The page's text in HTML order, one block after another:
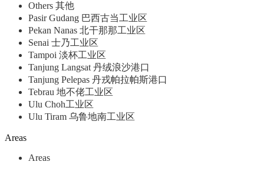
Others 其他
Pasir Gudang 巴西古当工业区
Pekan Nanas 北干那那工业区
Senai 士乃工业区
Tampoi 淡杯工业区
Tanjung Langsat 丹绒浪沙港口
Tanjung Pelepas 丹戎帕拉帕斯港口
Tebrau 地不佬工业区
Ulu Choh工业区
Ulu Tiram 乌鲁地南工业区
Areas
Areas